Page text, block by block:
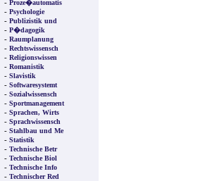
- Proze�automatis
- Psychologie
- Publizistik und
- P�dagogik
- Raumplanung
- Rechtswissensch
- Religionswissen
- Romanistik
- Slavistik
- Softwaresystemt
- Sozialwissensch
- Sportmanagement
- Sprachen, Wirts
- Sprachwissensch
- Stahlbau und Me
- Statistik
- Technische Betr
- Technische Biol
- Technische Info
- Technischer Red